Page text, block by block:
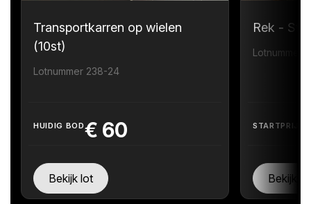
Transportkarren op wielen
(10st)
Lotnummer 238-24
HUIDIG BOD€ 60
Bekijk lot
Rek -
Lotnummer
STARTPRIJS
Bekijk